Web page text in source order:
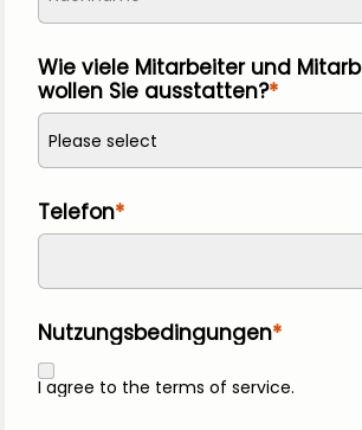
Wie viele Mitarbeiter und
wollen Sie ausstatten?
Please select
Telefon
Nutzungsbedingungen
I agree to the terms of service.